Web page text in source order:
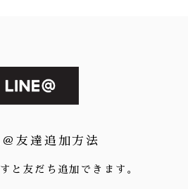
友達追加方法
と友だち追加できます。